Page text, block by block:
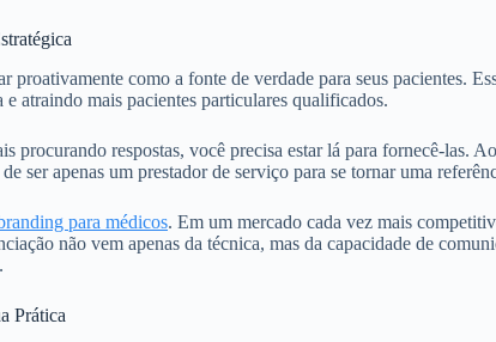
como a fonte de verdade para seus pacientes.
atraindo mais pacientes particulares qualificados.
procurando respostas, você precisa estar lá para fornecê-las.
ser apenas um prestador de serviço para se tornar uma
para médicos. Em um mercado cada vez mais
não vem apenas da técnica, mas da capacidade de
Prática